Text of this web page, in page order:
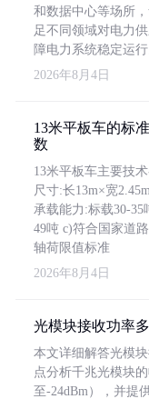
和数据中心等场所
足不同领域对电力
障电力系统稳定运行
2026年8月4日
13米平板车的标
数
13米平板车主要技
尺寸:长13m×宽
承载能力:标载30-35
49吨 c)符合国家道
轴荷限值标准
2026年8月4日
光模块接收功率
本文详细解答光模
点分析千兆光模块
至-24dBm），并提